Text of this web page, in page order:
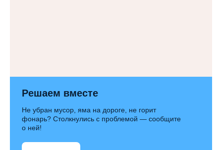
Решаем вместе
Не убран мусор, яма на дороге, не горит
фонарь? Столкнулись с проблемой — сообщите
о ней!